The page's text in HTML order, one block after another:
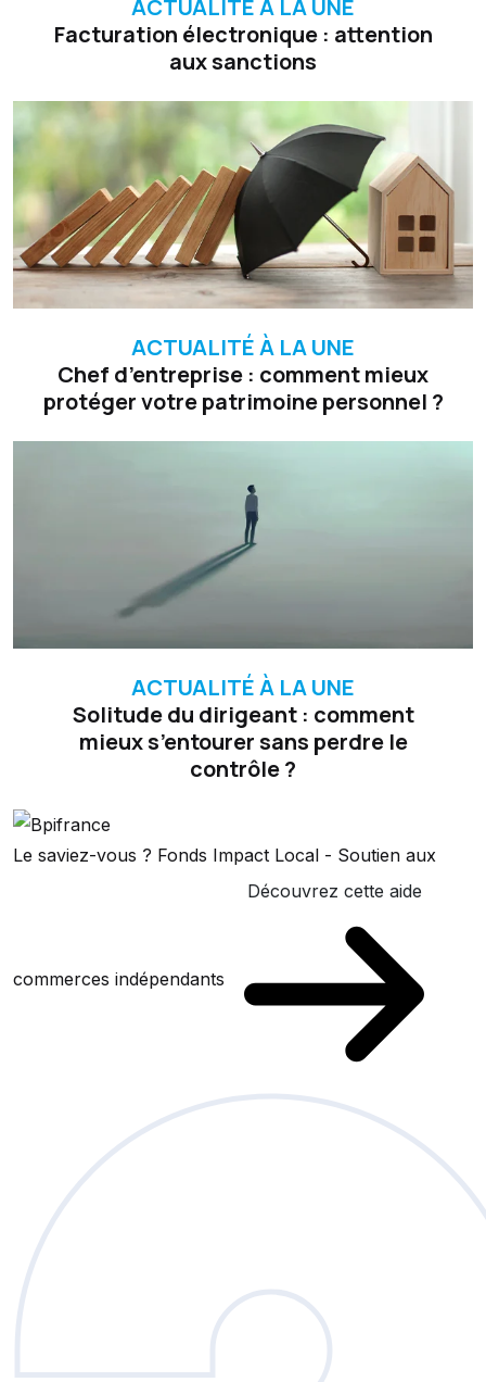
ACTUALITÉ À LA UNE
Facturation électronique : attention
aux sanctions
ACTUALITÉ À LA UNE
Chef d’entreprise : comment mieux
protéger votre patrimoine personnel ?
ACTUALITÉ À LA UNE
Solitude du dirigeant : comment
mieux s’entourer sans perdre le
contrôle ?
Le saviez-vous ? Fonds Impact Local - Soutien aux
commerces indépendants
Découvrez cette aide